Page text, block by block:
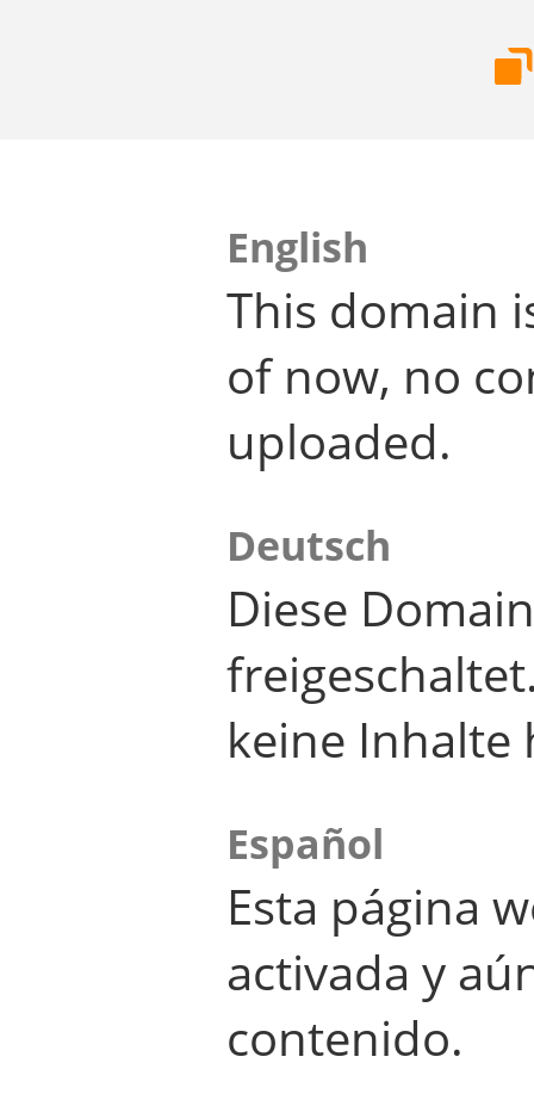
English
This domain
of now, no
uploaded.
Deutsch
Diese
keine Inhalte
Español
Esta página
activada y
contenido.